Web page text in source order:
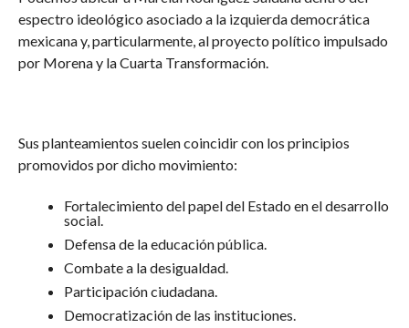
espectro ideológico asociado a la izquierda democrática
mexicana y, particularmente, al proyecto político impulsado
por Morena y la Cuarta Transformación.
Sus planteamientos suelen coincidir con los principios
promovidos por dicho movimiento:
Fortalecimiento del papel del Estado en el desarrollo
social.
Defensa de la educación pública.
Combate a la desigualdad.
Participación ciudadana.
Democratización de las instituciones.